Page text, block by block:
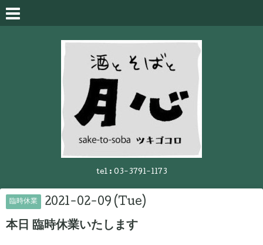
tel : 03-3791-1173
臨時休業 2021-02-09 (Tue)
本日 臨時休業いたします